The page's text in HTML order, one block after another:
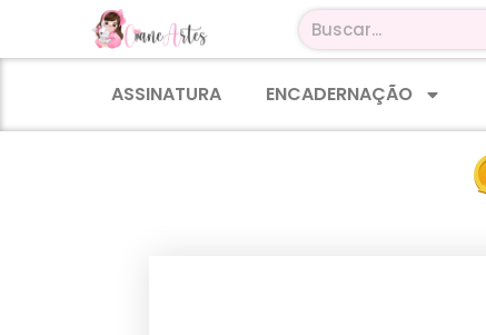
ASSINATURA ENCADERNAÇÃO